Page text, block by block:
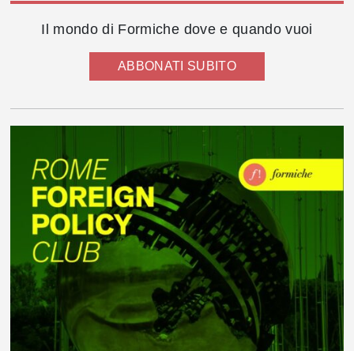
Il mondo di Formiche dove e quando vuoi
ABBONATI SUBITO